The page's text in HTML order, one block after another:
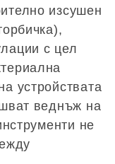
изсушен
с цел
устройствата
веднъж на
не